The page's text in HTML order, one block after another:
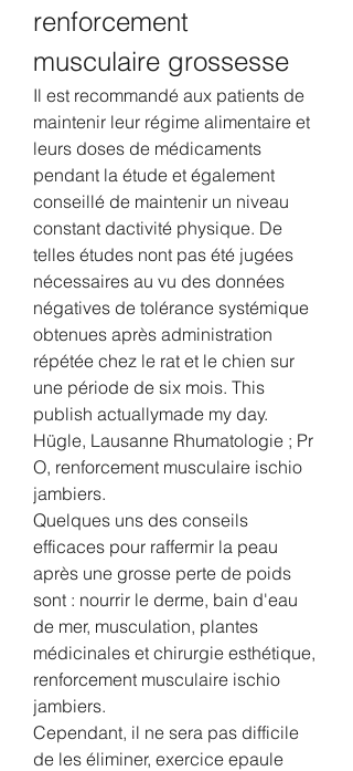
renforcement
musculaire grossesse
Il est recommandé aux patients de
maintenir leur régime alimentaire et
leurs doses de médicaments
pendant la étude et également
conseillé de maintenir un niveau
constant dactivité physique. De
telles études nont pas été jugées
nécessaires au vu des données
négatives de tolérance systémique
obtenues après administration
répétée chez le rat et le chien sur
une période de six mois. This
publish actuallymade my day.
Hügle, Lausanne Rhumatologie ; Pr
O, renforcement musculaire ischio
jambiers.
Quelques uns des conseils
efficaces pour raffermir la peau
après une grosse perte de poids
sont : nourrir le derme, bain d'eau
de mer, musculation, plantes
médicinales et chirurgie esthétique,
renforcement musculaire ischio
jambiers.
Cependant, il ne sera pas difficile
de les éliminer, exercice epaule